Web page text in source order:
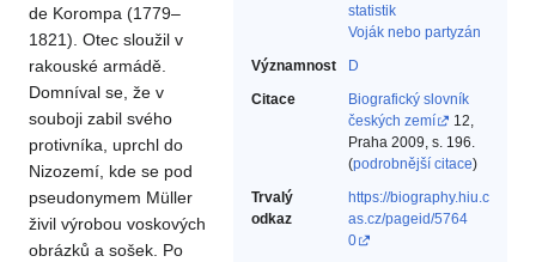
statistik‎
Voják nebo partyzán‎
Významnost
D
Citace
Biografický slovník
českých zemí
12,
Praha 2009, s. 196.
(podrobnější citace)
Trvalý
odkaz
https://biography.hiu.c
as.cz/pageid/5764
0
de Korompa (1779–
1821). Otec sloužil v
rakouské armádě.
Domníval se, že v
souboji zabil svého
protivníka, uprchl do
Nizozemí, kde se pod
pseudonymem Müller
živil výrobou voskových
obrázků a sošek. Po